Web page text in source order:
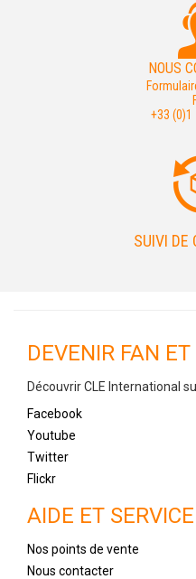
NOUS
+33 (0)1
SUIVI DE
DEVENIR FAN
Découvrir CLE International
Facebook
Youtube
Twitter
Flickr
AIDE ET SERVICE
Nos points de vente
Nous contacter